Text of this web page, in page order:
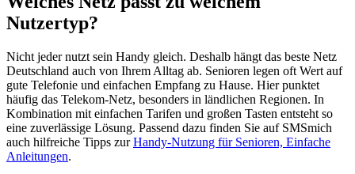
Nutzertyp?
Nicht jeder nutzt sein Handy gleich. Deshalb hängt das beste Netz
Deutschland auch von Ihrem Alltag ab. Senioren legen oft Wert auf
gute Telefonie und einfachen Empfang zu Hause. Hier punktet
häufig das Telekom‑Netz, besonders in ländlichen Regionen. In
Kombination mit einfachen Tarifen und großen Tasten entsteht so
eine zuverlässige Lösung. Passend dazu finden Sie auf SMSmich
auch hilfreiche Tipps zurHandy‑Nutzung für Senioren, Einfache
Anleitungen.